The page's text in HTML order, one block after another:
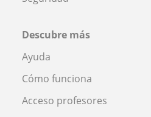
Descubre más
Ayuda
Cómo funciona
Acceso profesores